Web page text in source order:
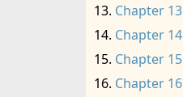
Chapter 13
Chapter 14
Chapter 15
Chapter 16